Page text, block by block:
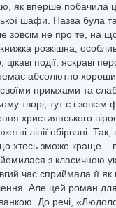
як вперше побачила
шафи. Назва була
зовсім не про те, на
розкішна,
цікаві події, яскраві
абсолютно хороших
примхами та
творі, тут є і зовсім
християнського
лінії обірвані.
хтось зможе краще –
з класичною
час сприймала її
Але цей роман
До речі,